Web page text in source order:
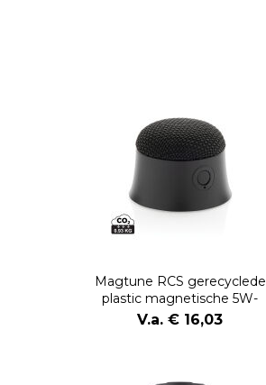
Magtune RCS gerecyclede
plastic magnetische 5W-
luidspreker
V.a. € 16,03